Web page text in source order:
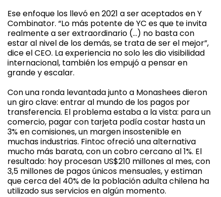
Ese enfoque los llevó en 2021 a ser aceptados en Y
Combinator. “Lo más potente de YC es que te invita
realmente a ser extraordinario (…) no basta con
estar al nivel de los demás, se trata de ser el mejor”,
dice el CEO. La experiencia no solo les dio visibilidad
internacional, también los empujó a pensar en
grande y escalar.
Con una ronda levantada junto a Monashees dieron
un giro clave: entrar al mundo de los pagos por
transferencia. El problema estaba a la vista: para un
comercio, pagar con tarjeta podía costar hasta un
3% en comisiones, un margen insostenible en
muchas industrias. Fintoc ofreció una alternativa
mucho más barata, con un cobro cercano al 1%. El
resultado: hoy procesan US$210 millones al mes, con
3,5 millones de pagos únicos mensuales, y estiman
que cerca del 40% de la población adulta chilena ha
utilizado sus servicios en algún momento.